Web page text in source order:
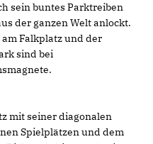
sein buntes Parktreiben
der ganzen Welt anlockt.
Falkplatz und der
sind bei
mit seiner diagonalen
Spielplätzen und dem